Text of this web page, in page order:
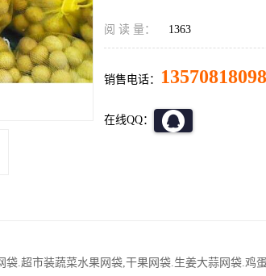
阅 读 量： 1363
销售电话： 13570818098
在线QQ：
袋.超市装蔬菜水果网袋,干果网袋.生姜大蒜网袋.鸡